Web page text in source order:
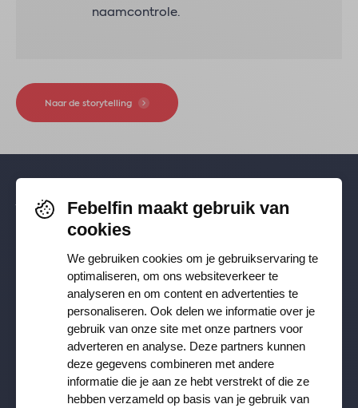
naamcontrole.
Naar de storytelling
Volg je ons al? Blijf op de hoogte via
Facebook,TikTok
Instagram.
Ontvang onze nieuwsbrief
Febelfin maakt gebruik van
cookies
We gebruiken cookies om je gebruikservaring te
optimaliseren, om ons websiteverkeer te
analyseren en om content en advertenties te
personaliseren. Ook delen we informatie over je
gebruik van onze site met onze partners voor
adverteren en analyse. Deze partners kunnen
deze gegevens combineren met andere
informatie die je aan ze hebt verstrekt of die ze
hebben verzameld op basis van je gebruik van